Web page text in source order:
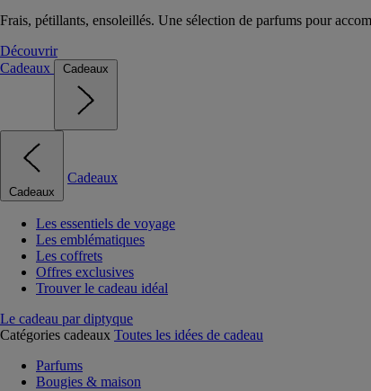
Frais, pétillants, ensoleillés. Une sélection de parfums pour
Découvrir
Cadeaux
Cadeaux
Cadeaux
Cadeaux
Les essentiels de voyage
Les emblématiques
Les coffrets
Offres exclusives
Trouver le cadeau idéal
Le cadeau par diptyque
Catégories cadeaux Toutes les idées de cadeau
Parfums
Bougies & maison